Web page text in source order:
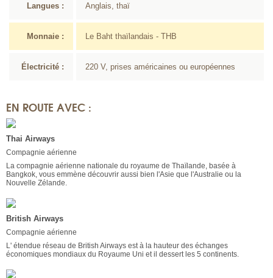
Langues : Anglais, thaï
Monnaie : Le Baht thaïlandais - THB
Électricité : 220 V, prises américaines ou européennes
EN ROUTE AVEC :
Thai Airways
Compagnie aérienne
La compagnie aérienne nationale du royaume de Thaïlande, basée à
Bangkok, vous emmène découvrir aussi bien l'Asie que l'Australie ou la
Nouvelle Zélande.
British Airways
Compagnie aérienne
L' étendue réseau de British Airways est à la hauteur des échanges
économiques mondiaux du Royaume Uni et il dessert les 5 continents.